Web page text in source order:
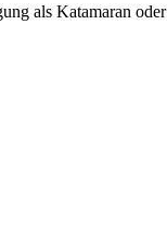
als Katamaran oder